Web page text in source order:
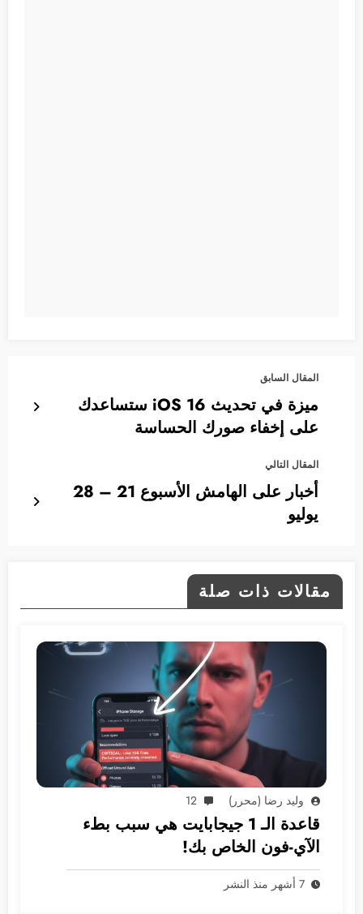
المقال السابق
ميزة في تحديث iOS 16 ستساعدك
على إخفاء صورك الحساسة
المقال التالي
أخبار على الهامش الأسبوع 21 – 28
يوليو
مقالات ذات صلة
وليد رضا (محرر) 12
قاعدة الـ 1 جيجابايت هي سبب بطء
الآي-فون الخاص بك!
7 أشهر منذ النشر